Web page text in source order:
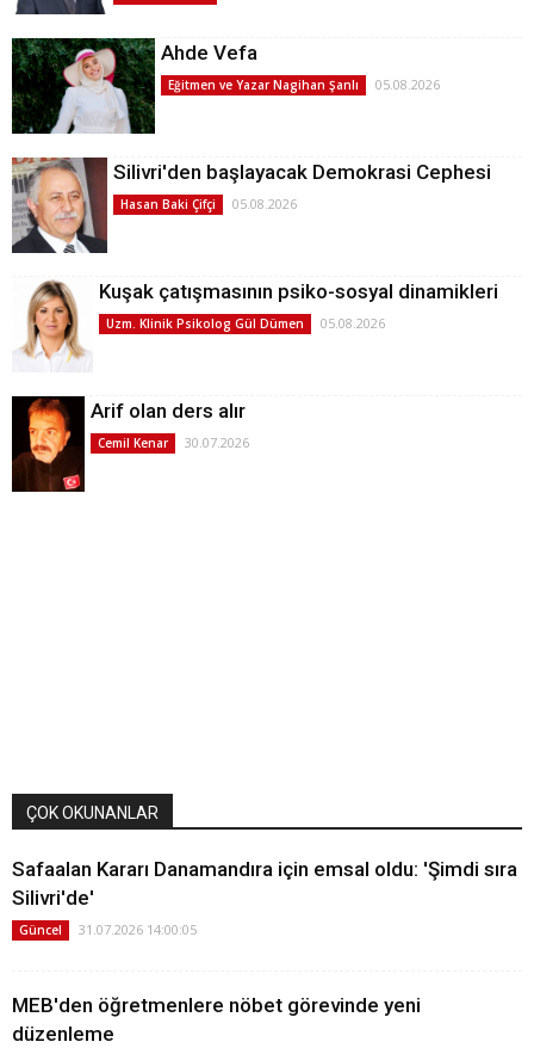
Ahde Vefa
Eğitmen ve Yazar Nagihan Şanlı 05.08.2026
Silivri'den başlayacak Demokrasi Cephesi
Hasan Baki Çifçi 05.08.2026
Kuşak çatışmasının psiko-sosyal dinamikleri
Uzm. Klinik Psikolog Gül Dümen 05.08.2026
Arif olan ders alır
Cemil Kenar 30.07.2026
ÇOK OKUNANLAR
Safaalan Kararı Danamandıra için emsal oldu: 'Şimdi sıra
Silivri'de'
Güncel 31.07.2026 14:00:05
MEB'den öğretmenlere nöbet görevinde yeni
düzenleme